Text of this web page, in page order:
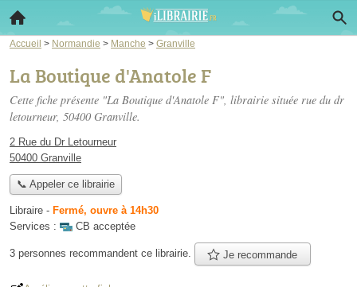
Accueil > Normandie > Manche > Granville
La Boutique d'Anatole F
Cette fiche présente "La Boutique d'Anatole F", librairie située rue du dr
letourneur, 50400 Granville.
2 Rue du Dr Letourneur
50400 Granville
📞 Appeler ce librairie
Libraire - Fermé, ouvre à 14h30
Services :
CB acceptée
3 personnes recommandent ce librairie. Je recommande